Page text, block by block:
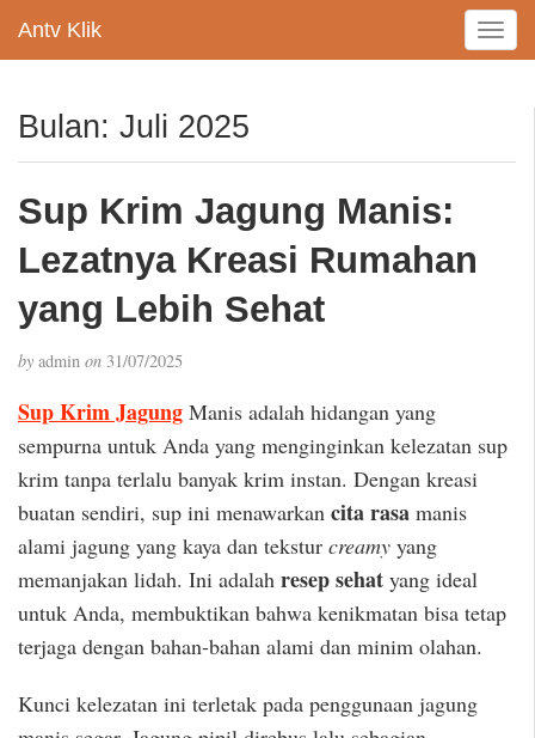
Antv Klik
T
o
e
Bulan: Juli 2025
Sup Krim Jagung Manis:
Lezatnya Kreasi Rumahan
yang Lebih Sehat
by admin on 31/07/2025
Sup Krim Jagung Manis adalah hidangan yang
sempurna untuk Anda yang menginginkan kelezatan sup
krim tanpa terlalu banyak krim instan. Dengan kreasi
buatan sendiri, sup ini menawarkan cita rasa manis
alami jagung yang kaya dan tekstur creamy yang
memanjakan lidah. Ini adalah resep sehat yang ideal
untuk Anda, membuktikan bahwa kenikmatan bisa tetap
terjaga dengan bahan-bahan alami dan minim olahan.
Kunci kelezatan ini terletak pada penggunaan jagung